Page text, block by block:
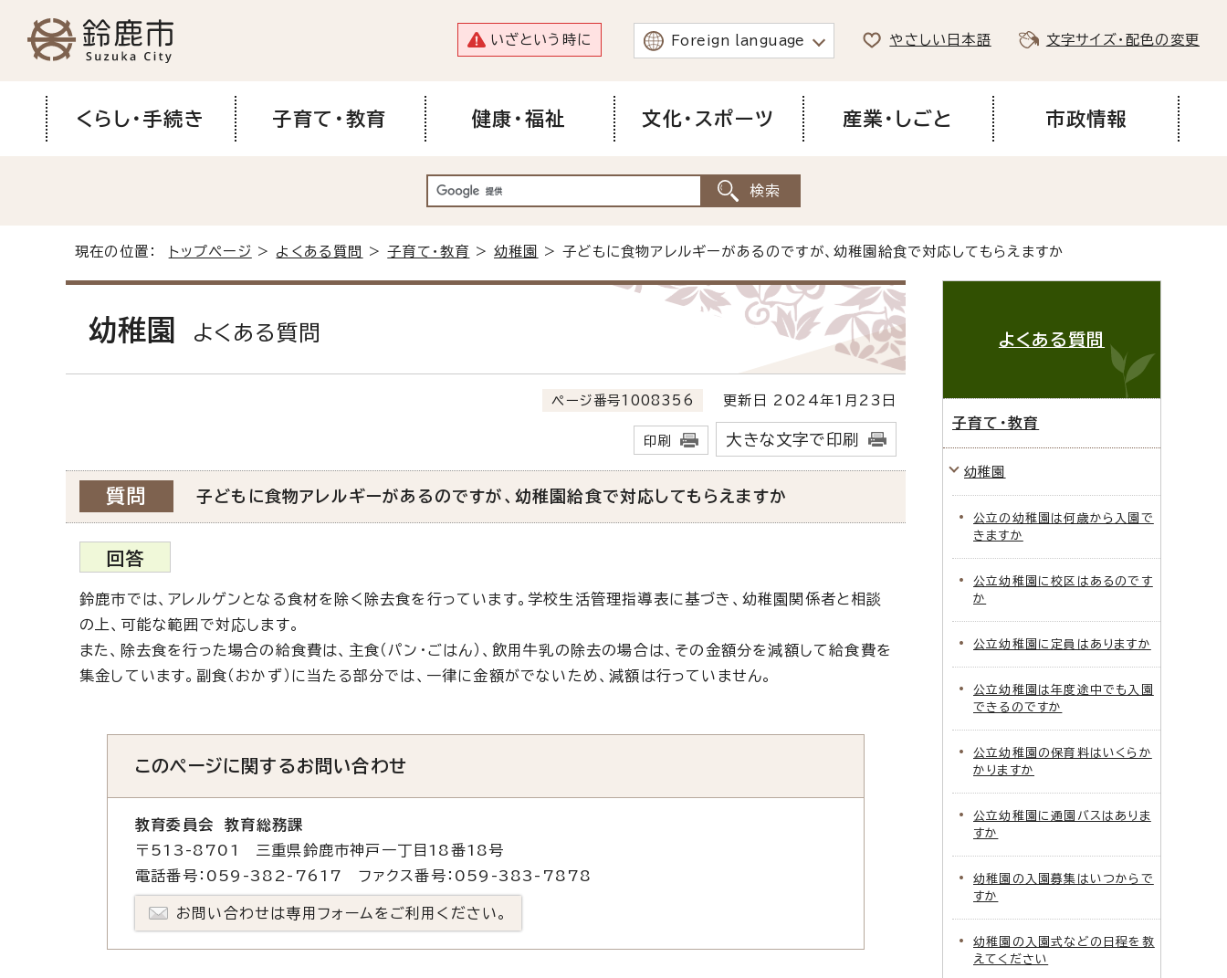
いざという時に Foreign language やさしい日本語 文字サイズ・配色の変更
くらし・手続き 子育て・教育 健康・福祉 文化・スポーツ 産業・しごと 市政情報
現在の位置： トップページ > よくある質問 >子育て・教育 >幼稚園 > 子どもに食物アレルギーがあるのですが、幼稚園給食で対応してもらえますか
幼稚園 よくある質問
ページ番号1008356 更新日 2024年1月23日
印刷 大きな文字で印刷
質問 子どもに食物アレルギーがあるのですが、幼稚園給食で対応してもらえますか
回答
鈴鹿市では、アレルゲンとなる食材を除く除去食を行っています。学校生活管理指導表に基づき、幼稚園関係者と相談
の上、可能な範囲で対応します。
また、除去食を行った場合の給食費は、主食（パン・ごはん）、飲用牛乳の除去の場合は、その金額分を減額して給食費を
集金しています。副食（おかず）に当たる部分では、一律に金額がでないため、減額は行っていません。
このページに関するお問い合わせ
教育委員会 教育総務課
〒513-8701 三重県鈴鹿市神戸一丁目18番18号
電話番号：059-382-7617 ファクス番号：059-383-7878
お問い合わせは専用フォームをご利用ください。
よくある質問
子育て・教育
幼稚園
公立の幼稚園は何歳から入園で
きますか
公立幼稚園に校区はあるのです
か
公立幼稚園に定員はありますか
公立幼稚園は年度途中でも入園
できるのですか
公立幼稚園の保育料はいくらか
かりますか
公立幼稚園に通園バスはありま
すか
幼稚園の入園募集はいつからで
すか
幼稚園の入園式などの日程を教
えてください